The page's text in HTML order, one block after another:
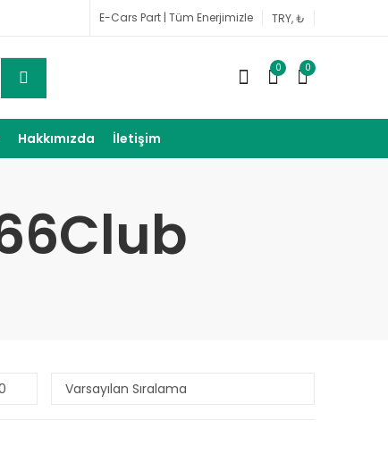
E-Cars Part | Tüm Enerjimizle
0 0
Hakkımızda İletişim